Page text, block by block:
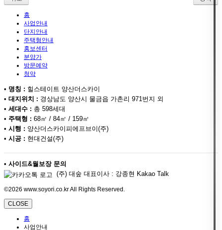
홈
사업안내
단지안내
주택형안내
홍보센터
분양가
방문예약
청약
• 명칭 : 힐스테이트 양산더스카이
• 대지위치 : 경상남도 양산시 물금읍 가촌리 971번지 외
• 세대수 : 총 598세대
• 주택형 : 68㎡ / 84㎡ / 159㎡
• 시행 : 양산더스카이피에프브이(주)
• 시공 : 현대건설(주)
• 사이드&월보장 문의
(주) 대숲 대표이사 : 강종현 Kakao Talk
©2026 www.soyori.co.kr All Rights Reserved.
CLOSE
홈
사업안내